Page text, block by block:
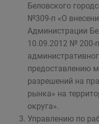
Беловского
№309-п «О
Администрации
10.09.2012 № 200-
предоставлению
разрешений на
рынка» на
округа».
Управлению по